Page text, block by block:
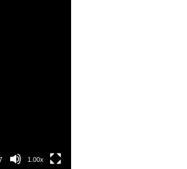
1.00x